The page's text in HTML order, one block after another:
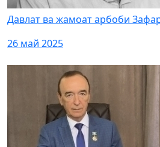
Давлат ва жамоат арбоби
26 май 2025